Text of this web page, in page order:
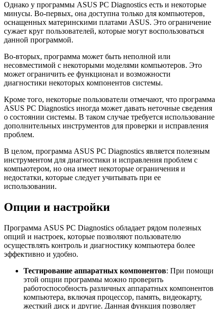
Однако у программы ASUS PC Diagnostics есть и некоторые
минусы. Во-первых, она доступна только для компьютеров,
оснащенных материнскими платами ASUS. Это ограничение
сужает круг пользователей, которые могут воспользоваться
данной программой.
Во-вторых, программа может быть неполной или
несовместимой с некоторыми моделями компьютеров. Это
может ограничить ее функционал и возможности
диагностики некоторых компонентов системы.
Кроме того, некоторые пользователи отмечают, что программа
ASUS PC Diagnostics иногда может давать неточные сведения
о состоянии системы. В таком случае требуется использование
дополнительных инструментов для проверки и исправления
проблем.
В целом, программа ASUS PC Diagnostics является полезным
инструментом для диагностики и исправления проблем с
компьютером, но она имеет некоторые ограничения и
недостатки, которые следует учитывать при ее
использовании.
Опции и настройки
Программа ASUS PC Diagnostics обладает рядом полезных
опций и настроек, которые позволяют пользователю
осуществлять контроль и диагностику компьютера более
эффективно и удобно.
Тестирование аппаратных компонентов: При помощи
этой опции программы можно проверить
работоспособность различных аппаратных компонентов
компьютера, включая процессор, память, видеокарту,
жесткий диск и другие. Данная функция позволяет